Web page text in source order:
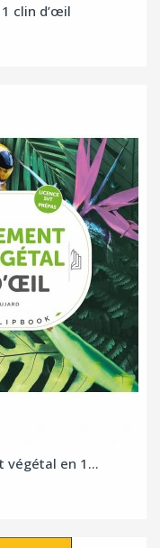
clin d’œil
végétal en 1...